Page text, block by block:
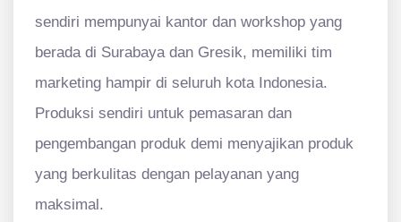
sendiri mempunyai kantor dan workshop yang
berada di Surabaya dan Gresik, memiliki tim
marketing hampir di seluruh kota Indonesia.
Produksi sendiri untuk pemasaran dan
pengembangan produk demi menyajikan produk
yang berkulitas dengan pelayanan yang
maksimal.